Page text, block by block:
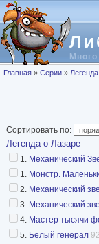
Перейти к основному
Много
Вы здесь
Главная » Серии »
Сортировать по:
Легенда о Лазаре
1. Механический
1. Монстр.
2. Механический
3. Механический
4. Мастер тысячи
5. Белый генерал